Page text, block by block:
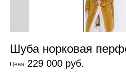
Шуба норковая
Цена: 229 000 руб.